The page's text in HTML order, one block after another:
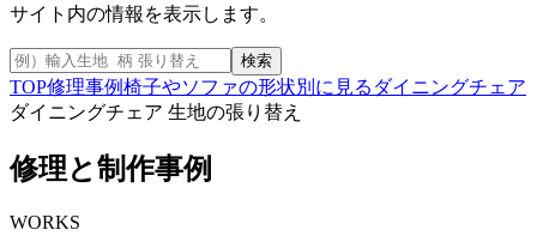
サイト内の情報を表示します。
検索
TOP修理事例椅子やソファの形状別に見る ダイニングチェア
ダイニングチェア 生地の張り替え
修理と制作事例
WORKS